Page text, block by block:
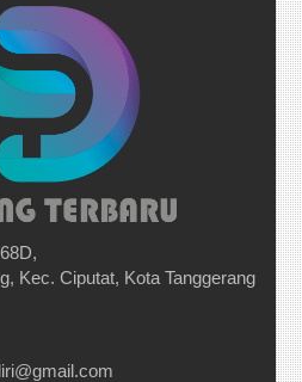
Kec. Ciputat, Kota Tanggerang